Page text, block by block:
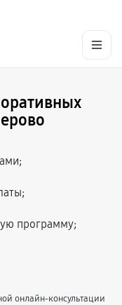
программу;
онлайн-консультации